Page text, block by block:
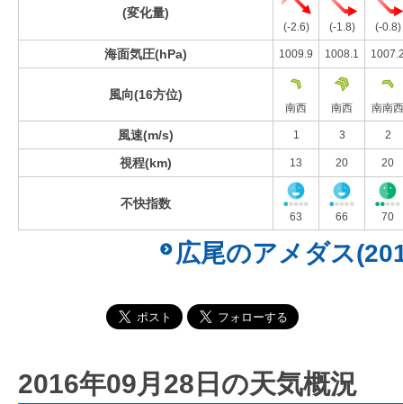
(変化量)
(-2.6) (-1.8) (-0.8)
海面気圧(hPa) 1009.9 1008.1
風向(16方位)
南西 南西 南南西
風速(m/s) 1 3 2
視程(km) 13 20 20
不快指数
63 66 70
広尾のアメダス
2016年09月28日の天気概況